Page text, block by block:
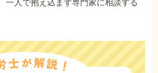
一人で抱え込まず専門家に相談する